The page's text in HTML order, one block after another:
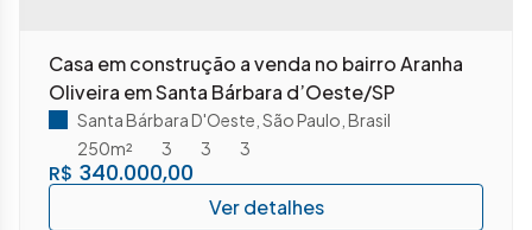
Casa em construção a venda no bairro Aranha
Oliveira em Santa Bárbara d’Oeste/SP
R$ 340.000,00
Santa Bárbara D'Oeste São Paulo Brasil
3
3
250m² 3